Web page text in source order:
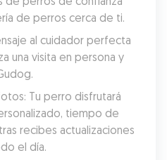
de perros cerca de ti.
al cuidador perfecta
una visita en persona y
Tu perro disfrutará
tiempo de
recibes actualizaciones
el día.